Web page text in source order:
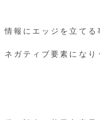
情報にエッジを立てる
ネガティブ要素になり